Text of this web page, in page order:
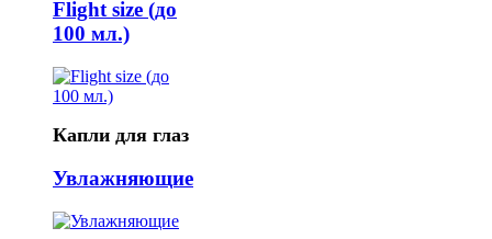
Flight size (до
100 мл.)
Капли для глаз
Увлажняющие